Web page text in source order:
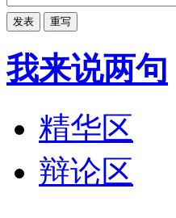
我来说两句
精华区
辩论区